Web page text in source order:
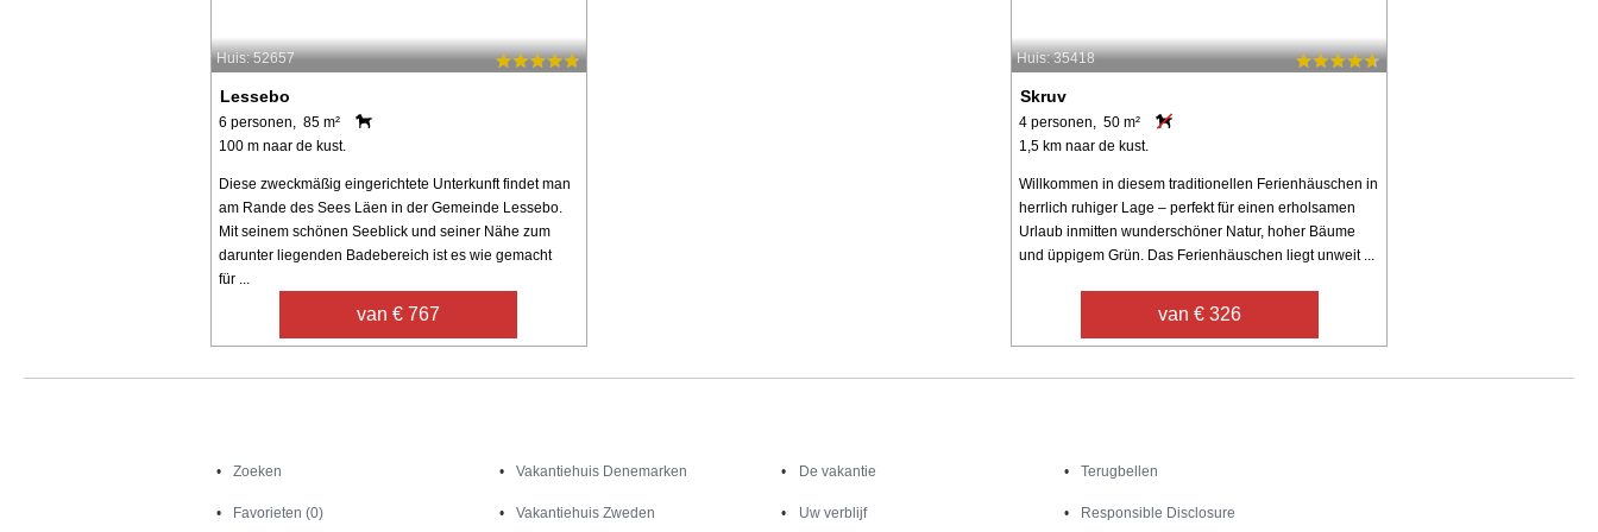
Huis: 52657
Lessebo
6 personen, 85 m²
100 m naar de kust.
Diese zweckmäßig eingerichtete Unterkunft findet man
am Rande des Sees Läen in der Gemeinde Lessebo.
Mit seinem schönen Seeblick und seiner Nähe zum
darunter liegenden Badebereich ist es wie gemacht
für ...
van € 767
Huis: 35418
Skruv
4 personen, 50 m²
1,5 km naar de kust.
Willkommen in diesem traditionellen Ferienhäuschen in
herrlich ruhiger Lage – perfekt für einen erholsamen
Urlaub inmitten wunderschöner Natur, hoher Bäume
und üppigem Grün. Das Ferienhäuschen liegt unweit ...
van € 326
Zoeken
Favorieten (0)
Vakantiehuis Denemarken
Vakantiehuis Zweden
De vakantie
Uw verblijf
Terugbellen
Responsible Disclosure